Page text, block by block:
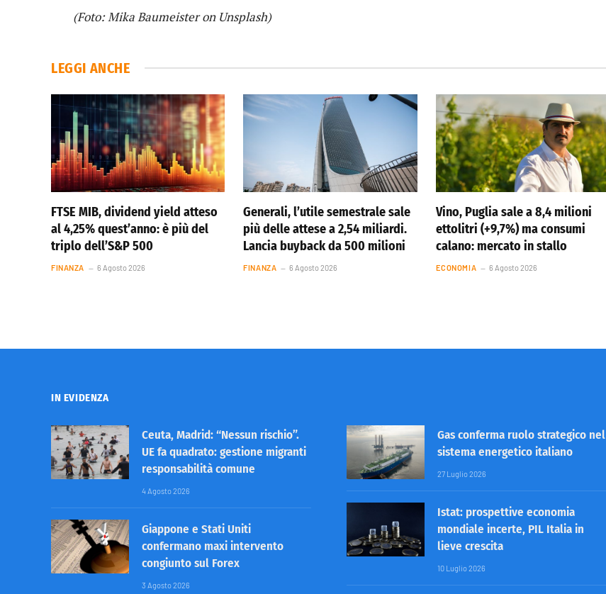
(Foto: Mika Baumeister on Unsplash)
LEGGI ANCHE
FTSE MIB, dividend yield atteso
al 4,25% quest’anno: è più del
triplo dell’S&P 500
FINANZA 6 Agosto 2026
Generali, l’utile semestrale sale
più delle attese a 2,54 miliardi.
Lancia buyback da 500 milioni
FINANZA 6 Agosto 2026
Vino, Puglia sale a 8,4 milioni
ettolitri (+9,7%) ma consumi
calano: mercato in stallo
ECONOMIA 6 Agosto 2026
IN EVIDENZA
Ceuta, Madrid: “Nessun rischio”.
UE fa quadrato: gestione migranti
responsabilità comune
4 Agosto 2026
Giappone e Stati Uniti
confermano maxi intervento
congiunto sul Forex
3 Agosto 2026
Gas conferma ruolo strategico nel
sistema energetico italiano
27 Luglio 2026
Istat: prospettive economia
mondiale incerte, PIL Italia in
lieve crescita
10 Luglio 2026